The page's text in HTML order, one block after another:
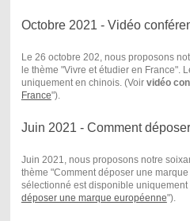
Octobre 2021 - Vidéo
Le 26 octobre 202, nous proposons
le thème "Vivre et étudier en France".
uniquement en chinois. (Voir vidéo
France") .
Juin 2021 - Comment
Juin 2021, nous proposons notre
thème "Comment déposer une
sélectionné est disponible uniquement
déposer une marque européenne") .